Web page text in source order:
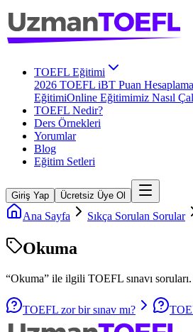
TOEFL Eğitimi
2026 TOEFL iBT Puan Hesaplama
EğitimiOnline Eğitimimiz Nasıl
TOEFL Nedir?
Ders Örnekleri
Yorumlar
Blog
Eğitim Setleri
Giriş Yap Ücretsiz Üye Ol
Ana Sayfa Sıkça Sorulan Sorular
Okuma
“Okuma” ile ilgili TOEFL sınavı soruları.
TOEFL zor bir sınav mı?